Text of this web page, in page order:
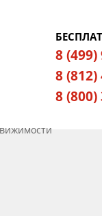
8 (499)
8 (812)
8 (800)